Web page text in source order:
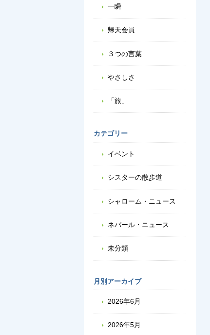
一瞬
帰天会員
３つの言葉
やさしさ
「旅」
カテゴリー
イベント
シスターの散歩道
シャローム・ニュース
ネパール・ニュース
未分類
月別アーカイブ
2026年6月
2026年5月